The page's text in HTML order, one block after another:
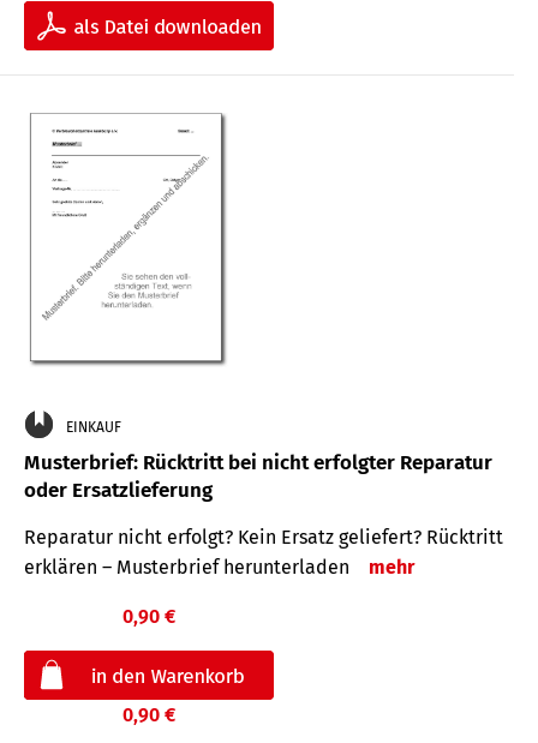
EINKAUF
Musterbrief: Rücktritt bei nicht erfolgter Reparatur
oder Ersatzlieferung
Reparatur nicht erfolgt? Kein Ersatz geliefert? Rücktritt
erklären – Musterbrief herunterladen
mehr
0,90 €
0,90 €